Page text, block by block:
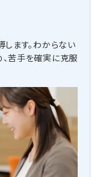
塾では総合点でク
数学は簡単すぎる」
山第一中学校・郡山
二中学校・日和田中
・長沼中学校・二瀬
校・三穂田中学校・
オ学園中学校・石川
一中学校・矢吹中学
します。わからない
苦手を確実に克服